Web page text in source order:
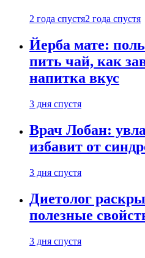
2 года спустя2 года спустя
Йерба мате:
пить чай, как
напитка вкус
3 дня спустя
Врач Лобан:
избавит от
3 дня спустя
Диетолог
полезные
3 дня спустя